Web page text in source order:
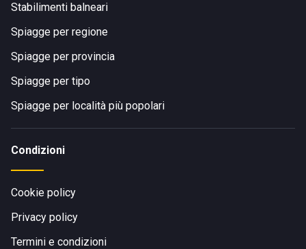
Stabilimenti balneari
Spiagge per regione
Spiagge per provincia
Spiagge per tipo
Spiagge per località più popolari
Condizioni
Cookie policy
Privacy policy
Termini e condizioni